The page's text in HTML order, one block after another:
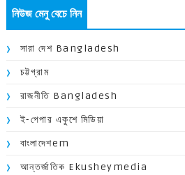
নিউজ মেনু বেচে নিন
সারা দেশ Bangladesh
চট্টগ্রাম
রাজনীতি Bangladesh
ই-পেপার একুশে মিডিয়া
বাংলাদেশem
আন্তর্জাতিক Ekusheymedia